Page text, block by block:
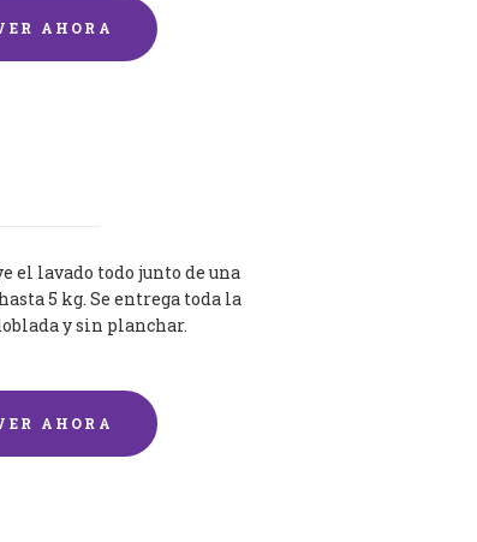
AHORA
el lavado todo junto de una
5 kg. Se entrega toda la
y sin planchar.
AHORA